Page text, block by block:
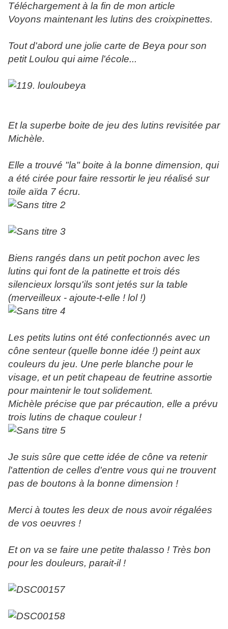
Téléchargement à la fin de mon article
Voyons maintenant les lutins des croixpinettes.
Tout d'abord une jolie carte de Beya pour son
petit Loulou qui aime l'école...
Et la superbe boite de jeu des lutins revisitée par
Michèle.
Elle a trouvé "la" boite à la bonne dimension, qui
a été cirée pour faire ressortir le jeu réalisé sur
toile aïda 7 écru.
Biens rangés dans un petit pochon avec les
lutins qui font de la patinette et trois dés
silencieux lorsqu'ils sont jetés sur la table
(merveilleux - ajoute-t-elle ! lol !)
Les petits lutins ont été confectionnés avec un
cône senteur (quelle bonne idée !) peint aux
couleurs du jeu. Une perle blanche pour le
visage, et un petit chapeau de feutrine assortie
pour maintenir le tout solidement.
Michèle précise que par précaution, elle a prévu
trois lutins de chaque couleur !
Je suis sûre que cette idée de cône va retenir
l'attention de celles d'entre vous qui ne trouvent
pas de boutons à la bonne dimension !
Merci à toutes les deux de nous avoir régalées
de vos oeuvres !
Et on va se faire une petite thalasso ! Très bon
pour les douleurs, parait-il !